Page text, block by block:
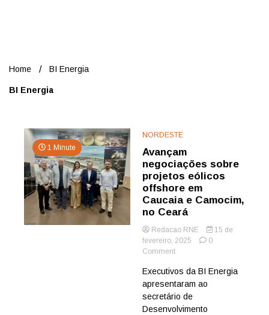
Home BI Energia
BI Energia
1 Minute
NORDESTE
Avançam
negociações sobre
projetos eólicos
offshore em
Caucaia e Camocim,
no Ceará
Redacao RNE
15 de
fevereiro, 2025
0
Commenton
negociações
sobre
projetos
eólicos
Executivos da BI Energia
apresentaram ao
secretário de
Desenvolvimento